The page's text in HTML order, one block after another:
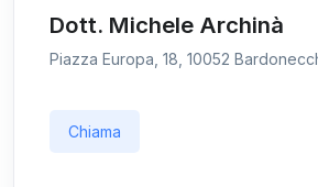
Dott. Michele Archinà
Piazza Europa, 18, 10052
Chiama